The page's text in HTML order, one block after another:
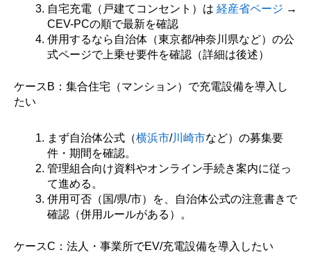
自宅充電（戸建てコンセント）は 経産省ページ →
CEV-PCの順で最新を確認
併用するなら自治体（東京都/神奈川県など）の公
式ページで上乗せ要件を確認（詳細は後述）
ケースB：集合住宅（マンション）で充電設備を導入し
たい
まず自治体公式（横浜市/川崎市など）の募集要
件・期間を確認。
管理組合向け資料やオンライン手続き案内に従っ
て進める。
併用可否（国/県/市）を、自治体公式の注意書きで
確認（併用ルールがある）。
ケースC：法人・事業所でEV/充電設備を導入したい